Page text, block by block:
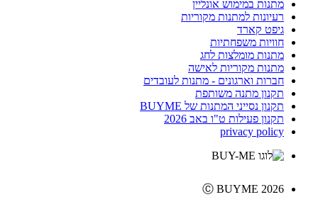
מתנות במימוש אונליין
רעיונות למתנות מקוריות
גיפט קארד
חוויות משפחתיות
מתנות מומלצות לחג
מתנות מקוריות לאישה
חברות וארגונים - מתנות לעובדים
תקנון מתנה משותפת
תקנון נסייני המתנות של BUYME
תקנון פעילות ט"ו באב 2026
privacy policy
Ⓒ BUYME 2026